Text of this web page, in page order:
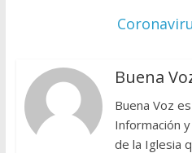
Buena
Buena Voz
Información
de la Iglesia